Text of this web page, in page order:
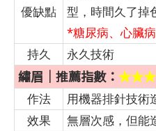
優缺點
型，時間久了掉
*糖尿病、心臟
持久
永久技術
繡眉｜推薦指數： ★★★
作法
用機器排針技術
效果
無層次感，但能